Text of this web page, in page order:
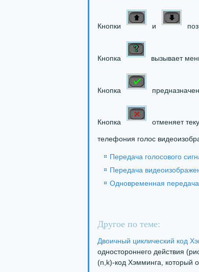
Кнопки и
Кнопка вызывает
Кнопка
Кнопка отменяет
телефония голос
Передача голосового
Передача
Одновременная
Другое по теме:
Двоичный циклический код
одностороннего действия
(n,k)-код Хэмминга, который